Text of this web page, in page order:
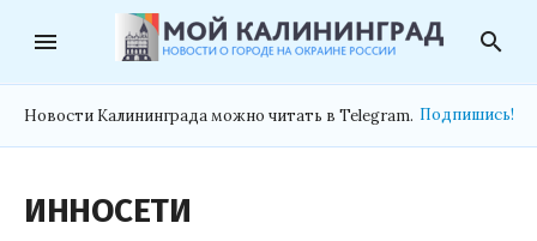
menu search
Новости Калининграда можно читать в Telegram. Подпишись!
ИННОСЕТИ